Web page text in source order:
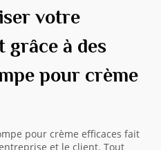
votre
grâce à des
pour crème
pour crème efficaces fait
et le client. Tout